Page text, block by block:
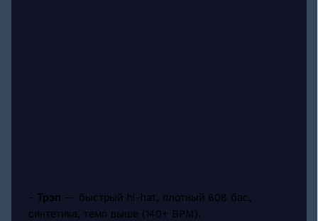
- Трэп — быстрый hi-hat, плотный 808 бас,
синтетика, темп выше (140+ BPM).